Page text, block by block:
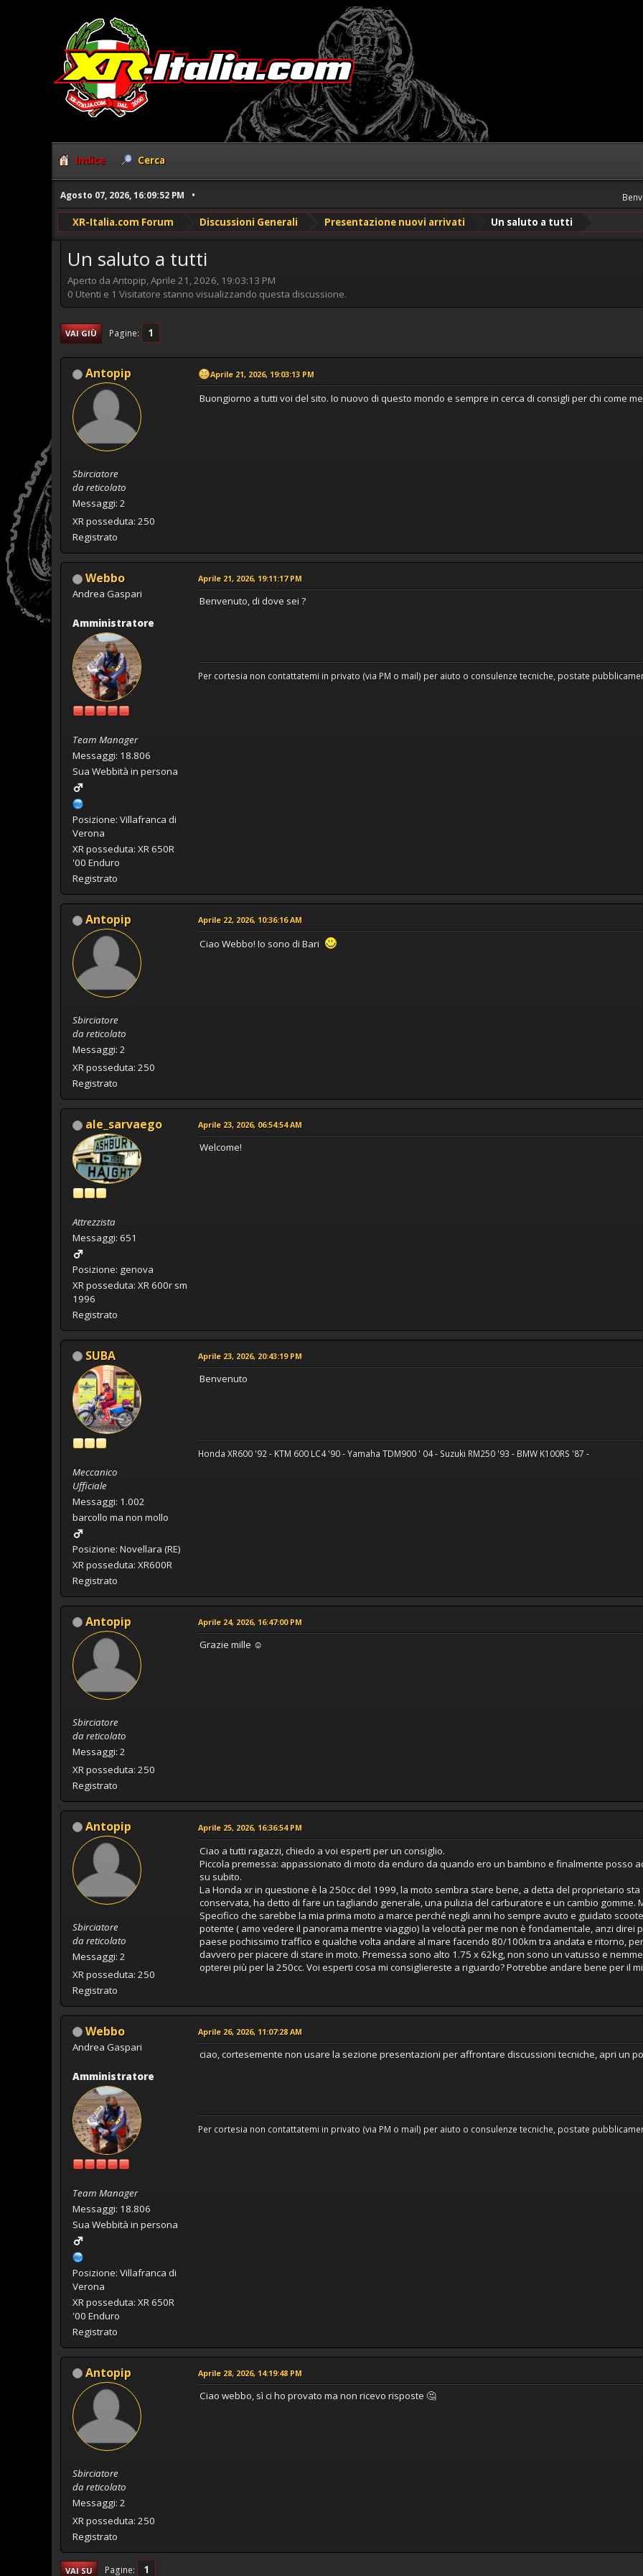
Indice Cerca
Agosto 07, 2026, 16:09:52 PM
XR-Italia.com Forum Discussioni Generali Presentazione nuovi arrivati Un saluto a tutti
Un saluto a tutti
Aperto da Antopip, Aprile 21, 2026, 19:03:13 PM
0 Utenti e 1 Visitatore stanno visualizzando questa discussione.
VAI GIÙ Pagine 1
Antopip
Sbirciatore
da reticolato
Messaggi: 2
XR posseduta: 250
Registrato
Aprile 21, 2026, 19:03:13 PM
Buongiorno a tutti voi del sito. Io nuovo di questo mondo e sempre in cerca di consigli per chi come
Webbo
Andrea Gaspari
Amministratore
Team Manager
Messaggi: 18.806
Sua Webbità in persona
Posizione: Villafranca di
Verona
XR posseduta: XR 650R
'00 Enduro
Registrato
Aprile 21, 2026, 19:11:17 PM
Benvenuto, di dove sei ?
Per cortesia non contattatemi in privato (via PM o mail) per aiuto o consulenze tecniche, postate
Antopip
Sbirciatore
da reticolato
Messaggi: 2
XR posseduta: 250
Registrato
Aprile 22, 2026, 10:36:16 AM
Ciao Webbo! Io sono di Bari
ale_sarvaego
Attrezzista
Messaggi: 651
Posizione: genova
XR posseduta: XR 600r sm
1996
Registrato
Aprile 23, 2026, 06:54:54 AM
Welcome!
SUBA
Meccanico
Ufficiale
Messaggi: 1.002
barcollo ma non mollo
Posizione: Novellara (RE)
XR posseduta: XR600R
Registrato
Aprile 23, 2026, 20:43:19 PM
Benvenuto
Honda XR600 '92 - KTM 600 LC4 '90 - Yamaha TDM900 ' 04 - Suzuki RM250 '93 - BMW K100RS '87 -
Antopip
Sbirciatore
da reticolato
Messaggi: 2
XR posseduta: 250
Registrato
Aprile 24, 2026, 16:47:00 PM
Grazie mille ☺️
Antopip
Sbirciatore
da reticolato
Messaggi: 2
XR posseduta: 250
Registrato
Aprile 25, 2026, 16:36:54 PM
Ciao a tutti ragazzi, chiedo a voi esperti per un consiglio.
Piccola premessa: appassionato di moto da enduro da quando ero un bambino e finalmente posso
su subito.
La Honda xr in questione è la 250cc del 1999, la moto sembra stare bene, a detta del proprietario
conservata, ha detto di fare un tagliando generale, una pulizia del carburatore e un cambio gomme.
Specifico che sarebbe la mia prima moto a marce perché negli anni ho sempre avuto e guidato
potente ( amo vedere il panorama mentre viaggio) la velocità per me non è fondamentale, anzi direi
paese pochissimo traffico e qualche volta andare al mare facendo 80/100km tra andata e ritorno,
davvero per piacere di stare in moto. Premessa sono alto 1.75 x 62kg, non sono un vatusso e
opterei più per la 250cc. Voi esperti cosa mi consigliereste a riguardo? Potrebbe andare bene per il
Webbo
Andrea Gaspari
Amministratore
Team Manager
Messaggi: 18.806
Sua Webbità in persona
Posizione: Villafranca di
Verona
XR posseduta: XR 650R
'00 Enduro
Registrato
Aprile 26, 2026, 11:07:28 AM
ciao, cortesemente non usare la sezione presentazioni per affrontare discussioni tecniche, apri un
Per cortesia non contattatemi in privato (via PM o mail) per aiuto o consulenze tecniche, postate
Antopip
Sbirciatore
da reticolato
Messaggi: 2
XR posseduta: 250
Registrato
Aprile 28, 2026, 14:19:48 PM
Ciao webbo, sì ci ho provato ma non ricevo risposte 🤔
VAI SU Pagine 1